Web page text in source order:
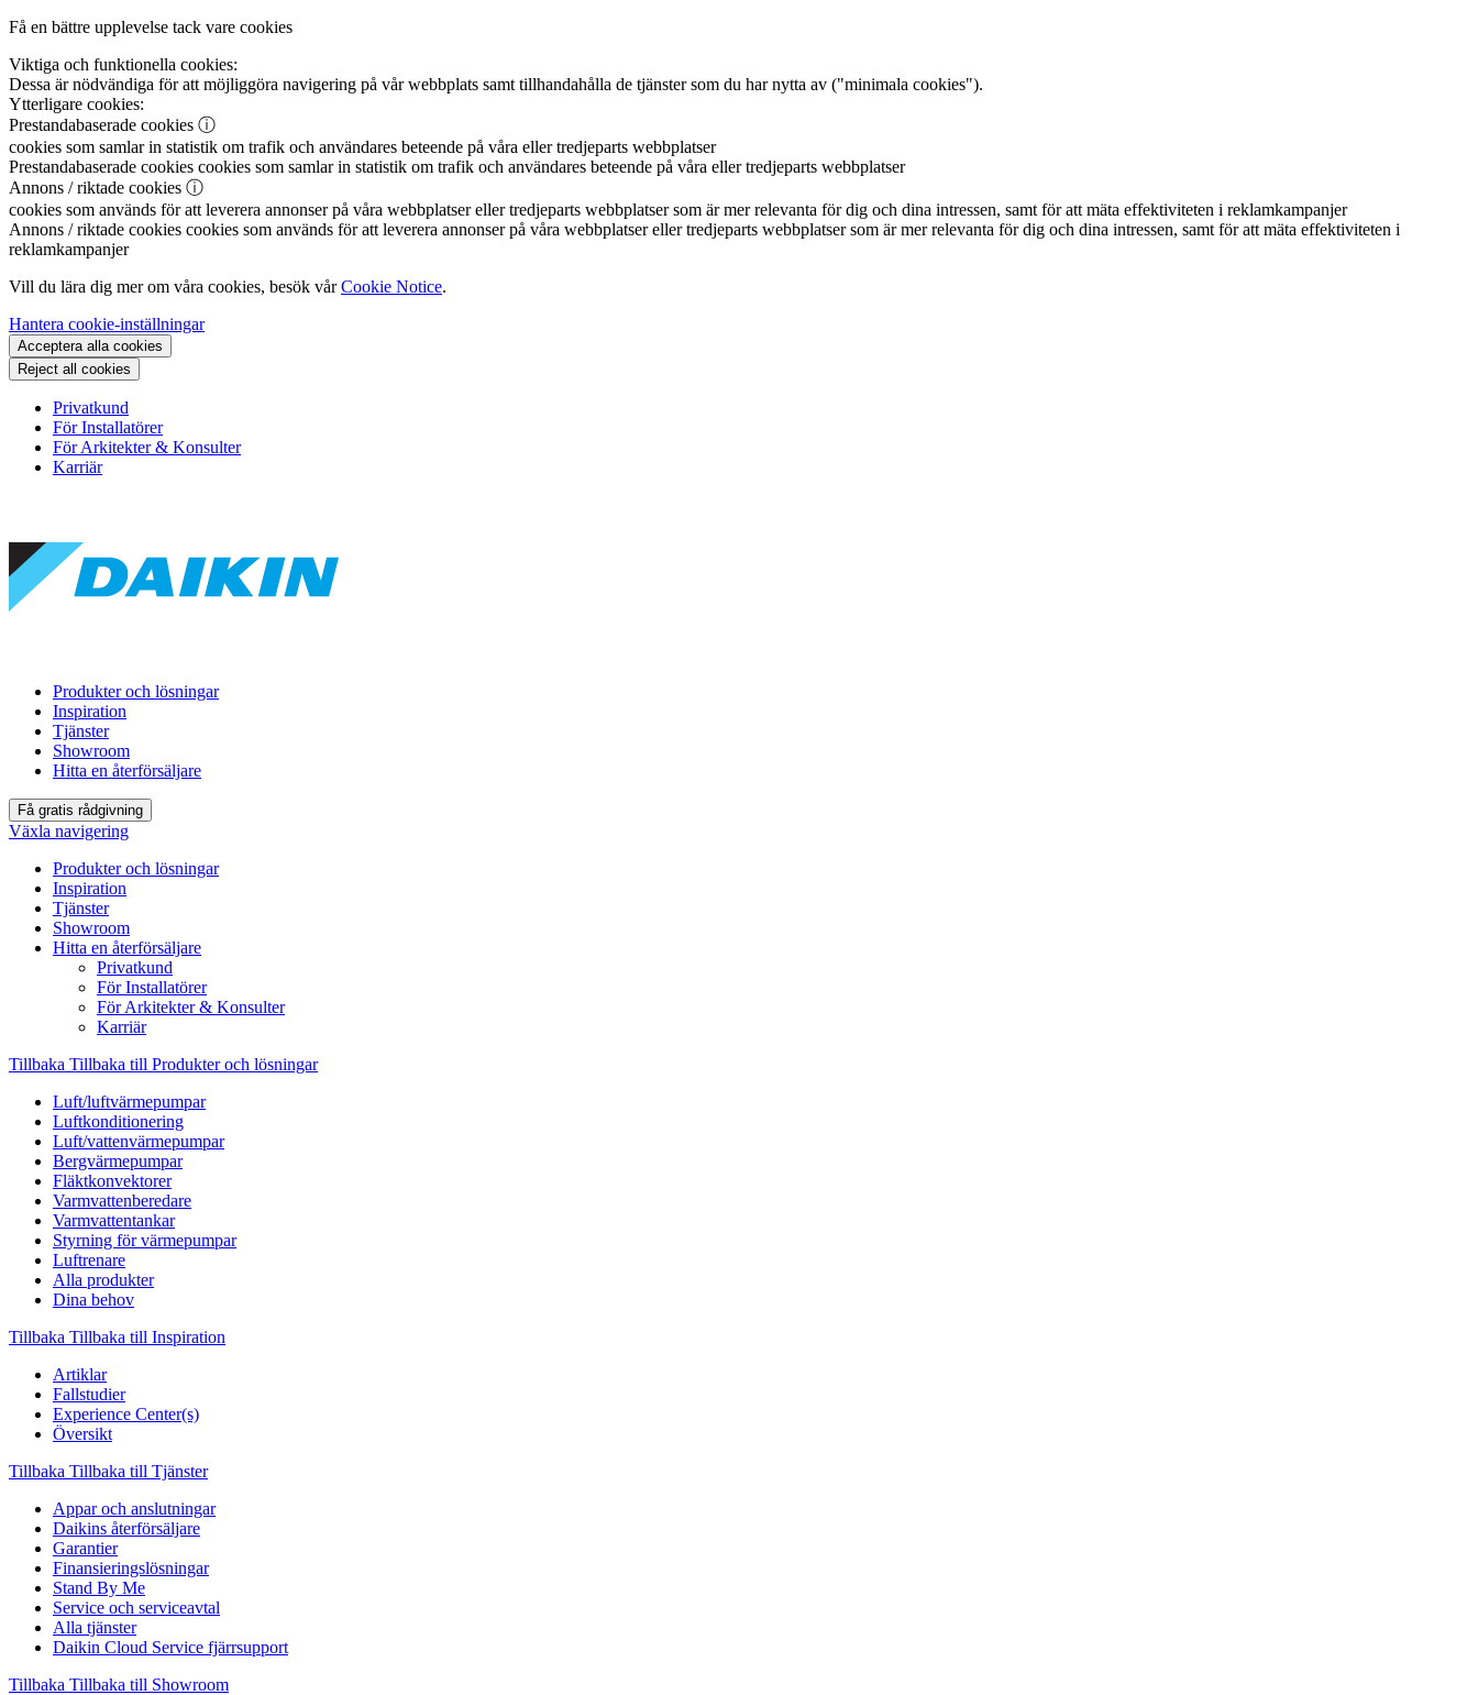
Få en bättre upplevelse tack vare cookies
Viktiga och funktionella cookies:
Dessa är nödvändiga för att möjliggöra navigering på vår webbplats samt tillhandahålla de tjänster som du har nytta av ("minimala cookies").
Ytterligare cookies:
Prestandabaserade cookies ⓘ
cookies som samlar in statistik om trafik och användares beteende på våra eller tredjeparts webbplatser
Prestandabaserade cookies cookies som samlar in statistik om trafik och användares beteende på våra eller tredjeparts webbplatser
Annons / riktade cookies ⓘ
cookies som används för att leverera annonser på våra webbplatser eller tredjeparts webbplatser som är mer relevanta för dig och dina intressen, samt för att mäta effektiviteten i reklamkampanjer
Annons / riktade cookies cookies som används för att leverera annonser på våra webbplatser eller tredjeparts webbplatser som är mer relevanta för dig och dina intressen, samt för att mäta effektiviteten i
reklamkampanjer
Vill du lära dig mer om våra cookies, besök vårCookie Notice.
Hantera cookie-inställningar
Acceptera alla cookies
Reject all cookies
Privatkund
För Installatörer
För Arkitekter & Konsulter
Karriär
Produkter och lösningar
Inspiration
Tjänster
Showroom
Hitta en återförsäljare
Få gratis rådgivning
Växla navigering
Produkter och lösningar
Inspiration
Tjänster
Showroom
Hitta en återförsäljare
Privatkund
För Installatörer
För Arkitekter & Konsulter
Karriär
Tillbaka Tillbaka till Produkter och lösningar
Luft/luftvärmepumpar
Luftkonditionering
Luft/vattenvärmepumpar
Bergvärmepumpar
Fläktkonvektorer
Varmvattenberedare
Varmvattentankar
Styrning för värmepumpar
Luftrenare
Alla produkter
Dina behov
Tillbaka Tillbaka till Inspiration
Artiklar
Fallstudier
Experience Center(s)
Översikt
Tillbaka Tillbaka till Tjänster
Appar och anslutningar
Daikins återförsäljare
Garantier
Finansieringslösningar
Stand By Me
Service och serviceavtal
Alla tjänster
Daikin Cloud Service fjärrsupport
Tillbaka Tillbaka till Showroom